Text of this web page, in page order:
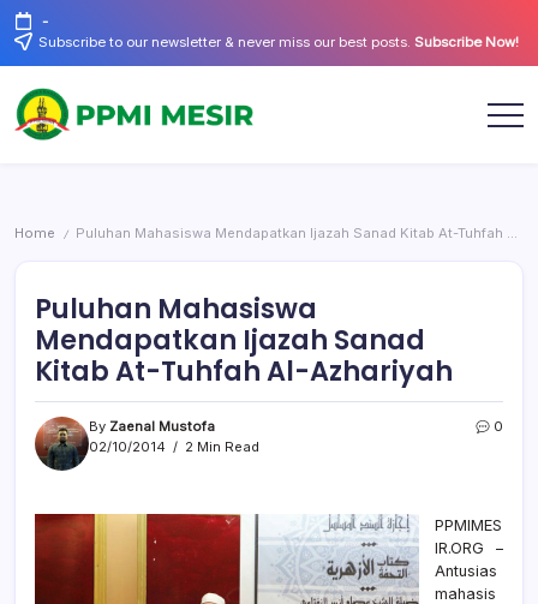
Skip
to
content
-
Subscribe to our newsletter & never miss our best posts. Subscribe Now!
Home / Puluhan Mahasiswa Mendapatkan Ijazah Sanad Kitab At-Tuhfah Al-Azhariyah
Puluhan Mahasiswa
Mendapatkan Ijazah Sanad
Kitab At-Tuhfah Al-Azhariyah
By Zaenal Mustofa
02/10/2014
2 Min Read
0
PPMIMES
IR.ORG –
Antusias
mahasis